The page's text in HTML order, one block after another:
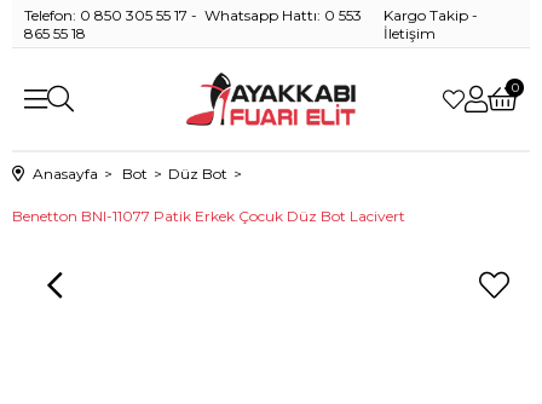
Telefon: 0 850 305 55 17 - Whatsapp Hattı: 0 553
865 55 18
Kargo Takip -
İletişim
0
Anasayfa Bot Düz Bot
Benetton BNI-11077 Patik Erkek Çocuk Düz Bot Lacivert